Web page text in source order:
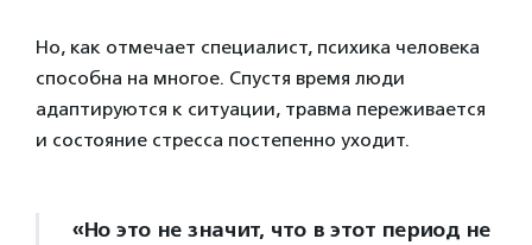
Но, как отмечает специалист, психика человека
способна на многое. Спустя время люди
адаптируются к ситуации, травма переживается
и состояние стресса постепенно уходит.
«Но это не значит, что в этот период не